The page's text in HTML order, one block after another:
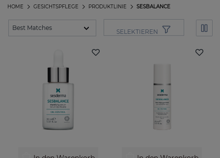
SESBALANCE
PRODUKTLINIE
GESICHTSPFLEGE
HOME
SELEKTIEREN